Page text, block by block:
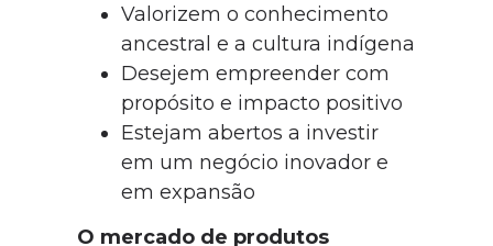
Valorizem o conhecimento
ancestral e a cultura indígena
Desejem empreender com
propósito e impacto positivo
Estejam abertos a investir
em um negócio inovador e
em expansão
O mercado de produtos